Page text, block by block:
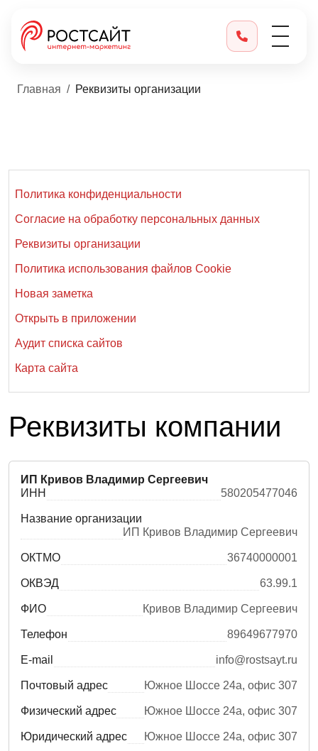
Главная Реквизиты организации
Политика конфиденциальности
Согласие на обработку персональных данных
Реквизиты организации
Политика использования файлов Cookie
Новая заметка
Открыть в приложении
Аудит списка сайтов
Карта сайта
Реквизиты компании
ИП Кривов Владимир Сергеевич
ИНН
580205477046
Название организации
ИП Кривов Владимир Сергеевич
ОКТМО 36740000001
ОКВЭД 63.99.1
ФИО Кривов Владимир Сергеевич
Телефон 89649677970
E-mail info@rostsayt.ru
Почтовый адрес Южное Шоссе 24а, офис 307
Физический адрес Южное Шоссе 24а, офис 307
Юридический адрес Южное Шоссе 24а, офис 307